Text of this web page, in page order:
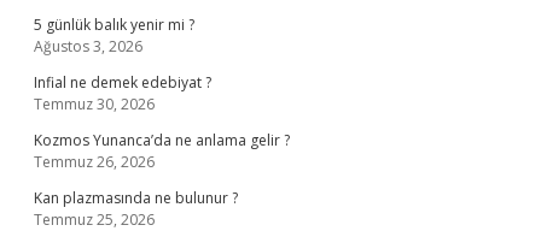
5 günlük balık yenir mi ?
Ağustos 3, 2026
Infial ne demek edebiyat ?
Temmuz 30, 2026
Kozmos Yunanca’da ne anlama gelir ?
Temmuz 26, 2026
Kan plazmasında ne bulunur ?
Temmuz 25, 2026